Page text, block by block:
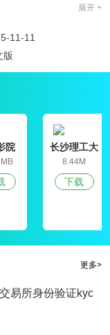
放，最新院线大片热门
友来说简直就是神器了，
个影视软件感兴趣的话，
键搜索你喜欢的任何类
精彩！
的享受最为清爽优质的播
播放以及超强的解码能
展开 +
11-11
版
院
长沙理工大
学就业信息
网学生信息
管理平台
8.44M
下载
更多>
易所身份验证kyc